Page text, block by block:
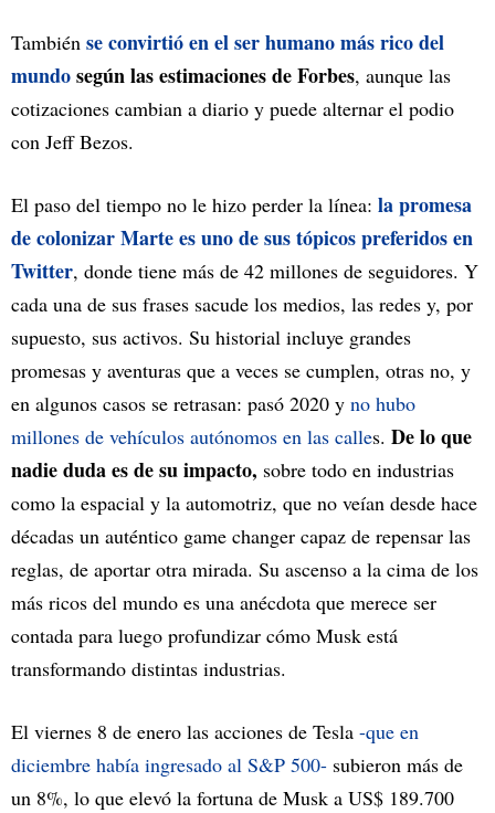
También se convirtió en el ser humano más rico del
mundosegún las estimaciones de Forbes, aunque las
cotizaciones cambian a diario y puede alternar el podio
con Jeff Bezos.
El paso del tiempo no le hizo perder la línea: la promesa
de colonizar Marte es uno de sus tópicos preferidos en
Twitter, donde tiene más de 42 millones de seguidores. Y
cada una de sus frases sacude los medios, las redes y, por
supuesto, sus activos. Su historial incluye grandes
promesas y aventuras que a veces se cumplen, otras no, y
en algunos casos se retrasan: pasó 2020 y no hubo
millones de vehículos autónomos en las calles. De lo que
nadie duda es de su impacto, sobre todo en industrias
como la espacial y la automotriz, que no veían desde hace
décadas un auténtico game changer capaz de repensar las
reglas, de aportar otra mirada. Su ascenso a la cima de los
más ricos del mundo es una anécdota que merece ser
contada para luego profundizar cómo Musk está
transformando distintas industrias.
El viernes 8 de enero las acciones de Tesla -que en
diciembre había ingresado al S&P 500- subieron más de
un 8%, lo que elevó la fortuna de Musk a US$ 189.700